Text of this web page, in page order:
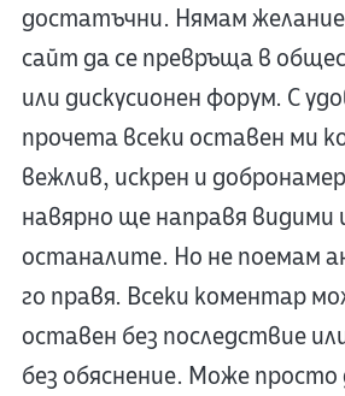
достатъчни. Нямам
сайт да се превръща в
или дискусионен форум. С
прочета всеки оставен ми
вежлив, искрен и
навярно ще направя видими
останалите. Но не поемам
го правя. Всеки коментар
оставен без последствие
без обяснение. Може просто